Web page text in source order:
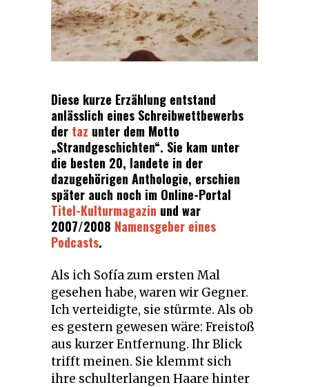
Diese kurze Erzählung entstand
anlässlich eines Schreibwettbewerbs
der taz unter dem Motto
„Strandgeschichten“. Sie kam unter
die besten 20, landete in der
dazugehörigen Anthologie, erschien
später auch noch im Online-Portal
Titel-Kulturmagazin und war
2007/2008 Namensgeber eines
Podcasts.
Als ich Sofía zum ersten Mal
gesehen habe, waren wir Gegner.
Ich verteidigte, sie stürmte. Als ob
es gestern gewesen wäre: Freistoß
aus kurzer Entfernung. Ihr Blick
trifft meinen. Sie klemmt sich
ihre schulterlangen Haare hinter